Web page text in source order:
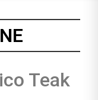
Teak